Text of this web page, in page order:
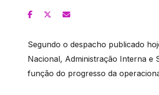
Segundo o despacho publicado
Nacional, Administração Interna e
função do progresso da